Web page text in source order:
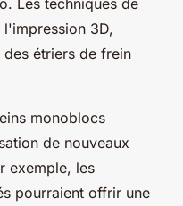
Les techniques de
3D,
étriers de frein
monoblocs
de nouveaux
exemple, les
pourraient offrir une